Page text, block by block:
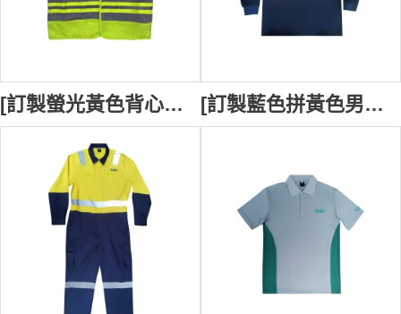
[訂製螢光黃色背心外套]｜搭配寬大灰色反光條｜肩部設有兩條垂直的反光條｜後幅設計有魔術貼鬆緊設計｜下半部分則以透氣網眼設計為主｜NYK LOGISTIC 物流行業製服｜D468 [訂製藍色拼黃色男裝長袖工業制服] ｜印花logo｜下擺肩反光帶設計｜撞色領｜物流運輸行業工業制服｜團體員工制服｜Toll｜D435